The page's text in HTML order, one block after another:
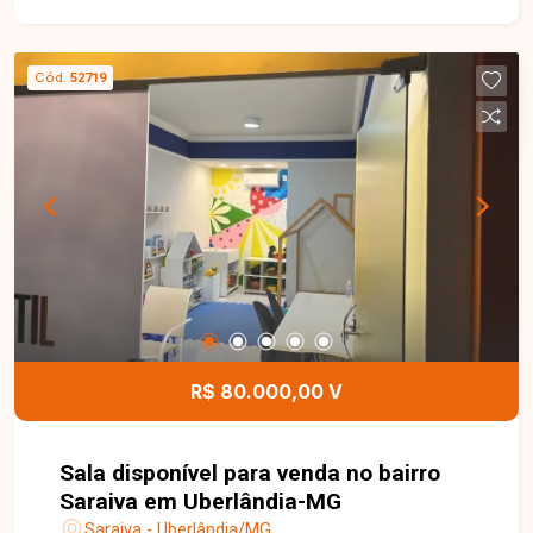
aproximadamente 40 m² de área privativa. O
imóvel oferece um ambiente amplo e funcional,
ideal para escritórios, consultórios, clínicas ou
profissionais que buscam um espaço bem
localizado, com a praticidade e segurança de um
condomínio comercial. Uma excelente
oportunidade para investir ou instalar seu
negócio em uma região de grande valorização.
Entre em contato e agende sua visita para
conhecer este imóvel.
Cód. 52719
R$ 80.000,00 V
Sala disponível para venda no bairro
Saraiva em Uberlândia-MG